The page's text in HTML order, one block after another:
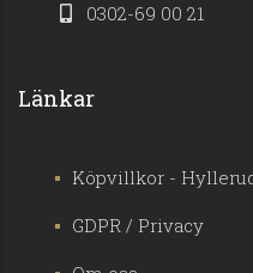
0302-69 00 21
Länkar
Köpvillkor -
GDPR / Privacy